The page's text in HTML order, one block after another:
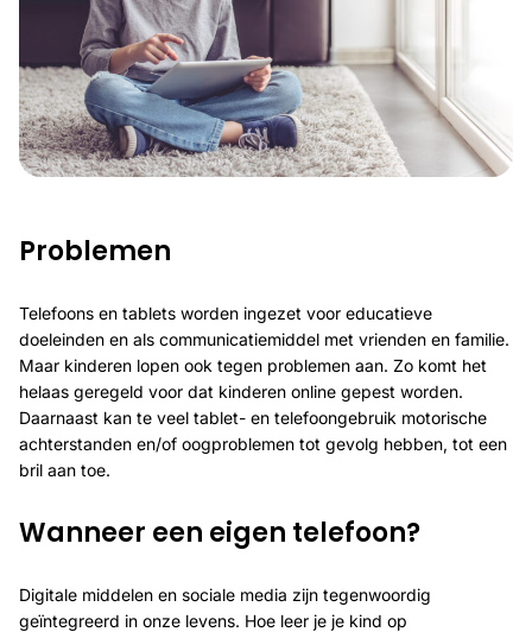
Problemen
Telefoons en tablets worden ingezet voor educatieve
doeleinden en als communicatiemiddel met vrienden en familie.
Maar kinderen lopen ook tegen problemen aan. Zo komt het
helaas geregeld voor dat kinderen online gepest worden.
Daarnaast kan te veel tablet- en telefoongebruik motorische
achterstanden en/of oogproblemen tot gevolg hebben, tot een
bril aan toe.
Wanneer een eigen telefoon?
Digitale middelen en sociale media zijn tegenwoordig
geïntegreerd in onze levens. Hoe leer je je kind op